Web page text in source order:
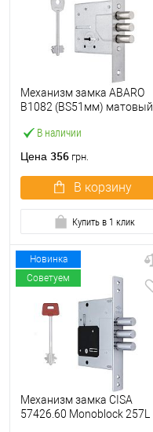
В наличии
Механизм замка ABARO
B1082 (BS51мм) матовый
Цена 356 грн.
В корзину
Купить в 1 клик
Новинка
Советуем
Механизм замка CISA
57426.60 Monoblock 257L